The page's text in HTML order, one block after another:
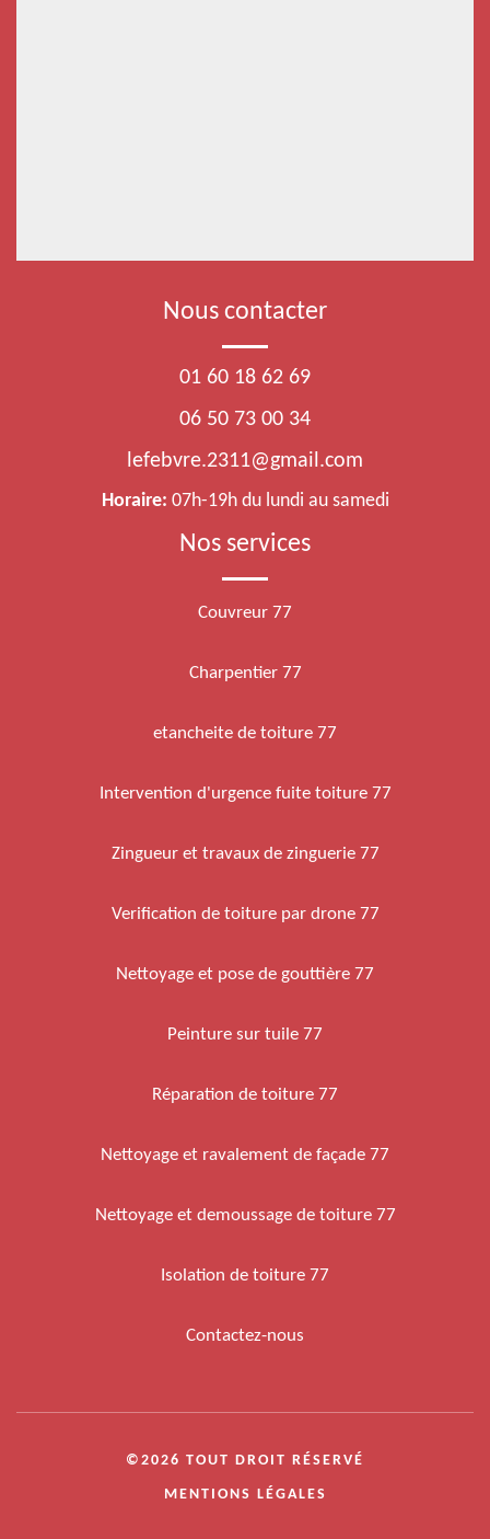
Nous contacter
01 60 18 62 69
06 50 73 00 34
lefebvre.2311@gmail.com
Horaire: 07h-19h du lundi au samedi
Nos services
Couvreur 77
Charpentier 77
etancheite de toiture 77
Intervention d'urgence fuite toiture 77
Zingueur et travaux de zinguerie 77
Verification de toiture par drone 77
Nettoyage et pose de gouttière 77
Peinture sur tuile 77
Réparation de toiture 77
Nettoyage et ravalement de façade 77
Nettoyage et demoussage de toiture 77
Isolation de toiture 77
Contactez-nous
©2026 TOUT DROIT RÉSERVÉ
MENTIONS LÉGALES